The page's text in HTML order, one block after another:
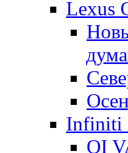
Lexus
Infiniti
OI